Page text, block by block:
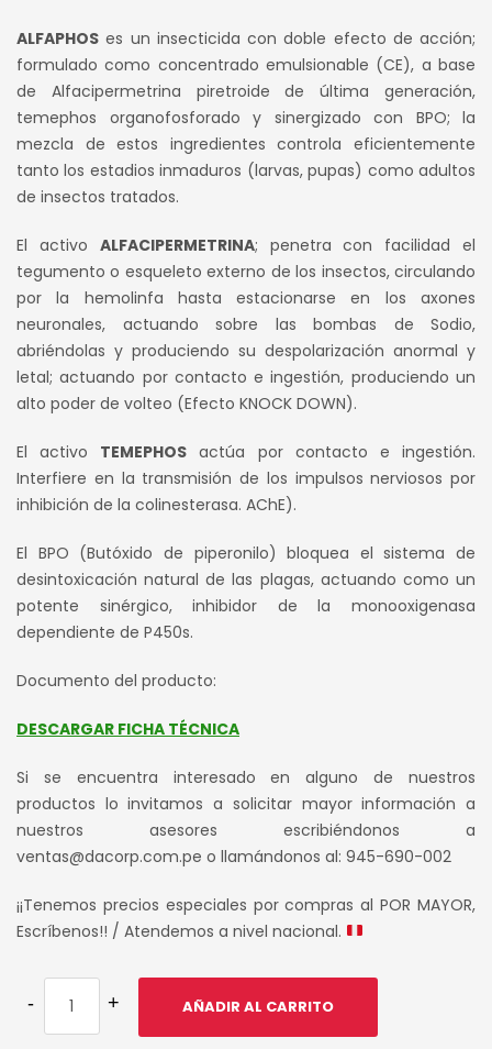
original
era:
S/ 180.00.
actual
es:
S/ 155.00.
ALFAPHOS es un insecticida con doble efecto de acción;
formulado como concentrado emulsionable (CE), a base
de Alfacipermetrina piretroide de última generación,
temephos organofosforado y sinergizado con BPO; la
mezcla de estos ingredientes controla eficientemente
tanto los estadios inmaduros (larvas, pupas) como adultos
de insectos tratados.
El activo ALFACIPERMETRINA; penetra con facilidad el
tegumento o esqueleto externo de los insectos, circulando
por la hemolinfa hasta estacionarse en los axones
neuronales, actuando sobre las bombas de Sodio,
abriéndolas y produciendo su despolarización anormal y
letal; actuando por contacto e ingestión, produciendo un
alto poder de volteo (Efecto KNOCK DOWN).
El activo TEMEPHOS actúa por contacto e ingestión.
Interfiere en la transmisión de los impulsos nerviosos por
inhibición de la colinesterasa. AChE).
El BPO (Butóxido de piperonilo) bloquea el sistema de
desintoxicación natural de las plagas, actuando como un
potente sinérgico, inhibidor de la monooxigenasa
dependiente de P450s.
Documento del producto:
DESCARGAR FICHA TÉCNICA
Si se encuentra interesado en alguno de nuestros
productos lo invitamos a solicitar mayor información a
nuestros asesores escribiéndonos a
ventas@dacorp.com.pe o llamándonos al: 945-690-002
¡¡Tenemos precios especiales por compras al POR MAYOR,
Escríbenos!! / Atendemos a nivel nacional.
AÑADIR AL CARRITO